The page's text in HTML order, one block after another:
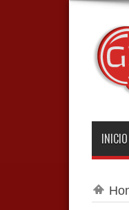
INICIO